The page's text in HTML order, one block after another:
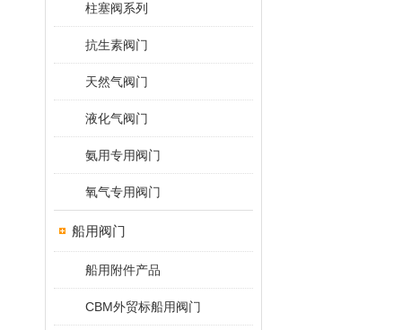
柱塞阀系列
抗生素阀门
天然气阀门
液化气阀门
氨用专用阀门
氧气专用阀门
船用阀门
船用附件产品
CBM外贸标船用阀门